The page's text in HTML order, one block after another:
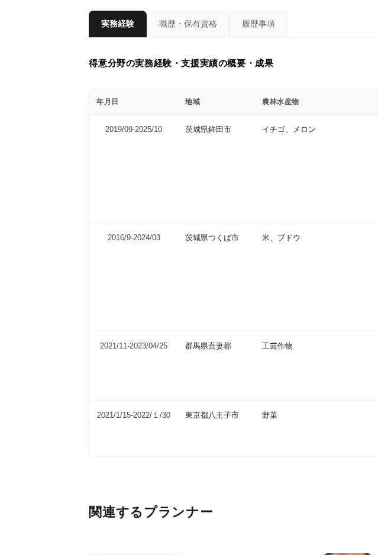
実務経験 職歴・保有資格 履歴事項
得意分野の実務経験・支援実績の概要・成果
年月日 地域 農林水産物
2019/09-2025/10 茨城県鉾田市 イチゴ、メロン
2016/9-2024/03 茨城県つくば市 米、ブドウ
2021/11-2023/04/25 群馬県吾妻郡 工芸作物
2021/1/15-2022/１/30 東京都八王子市 野菜
関連するプランナー